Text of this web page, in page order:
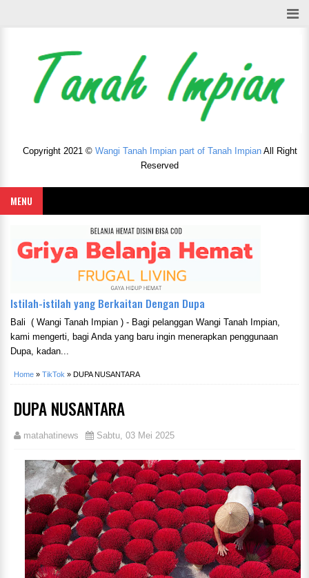
Copyright 2021 © Wangi Tanah Impian part of Tanah ImpianAll Right
Reserved
MENU
Istilah-istilah yang Berkaitan Dengan Dupa
Bali ( Wangi Tanah Impian ) - Bagi pelanggan Wangi Tanah Impian,
kami mengerti, bagi Anda yang baru ingin menerapkan penggunaan
Dupa, kadan...
Home » TikTok » DUPA NUSANTARA
DUPA NUSANTARA
matahatinews Sabtu, 03 Mei 2025